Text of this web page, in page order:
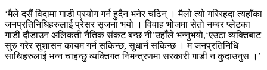
‘मैले दसैं विदामा गाडी प्रयोग गर्न हुदैन भनेर चढिन् । मैलो त्यो गरिरहदा त्यहाँका
जनप्रतिनिधिहरुलाई प्रेसर सृजना भयो । विवाह भोजमा सेतो नम्बर प्लेटका
गाडी दौडाउन अलिकती नैतिक संकट बन्छ नी’उहाँले भन्नुभयो,‘एउटा व्यक्तिबाट
सुरु गरेर सुशासन कायम गर्न सकिन्छ, सुधार्न सकिन्छ । म जनप्रतिनिधि
साथिहरुलाई भन्न चाहन्छु व्यक्तिगत निमन्त्रणमा सरकारी गाडी न कुदाउनुस ।’